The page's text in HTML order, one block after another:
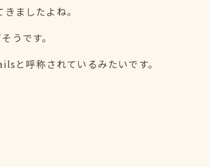
ましたよね。
うです。
呼称されているみたいです。